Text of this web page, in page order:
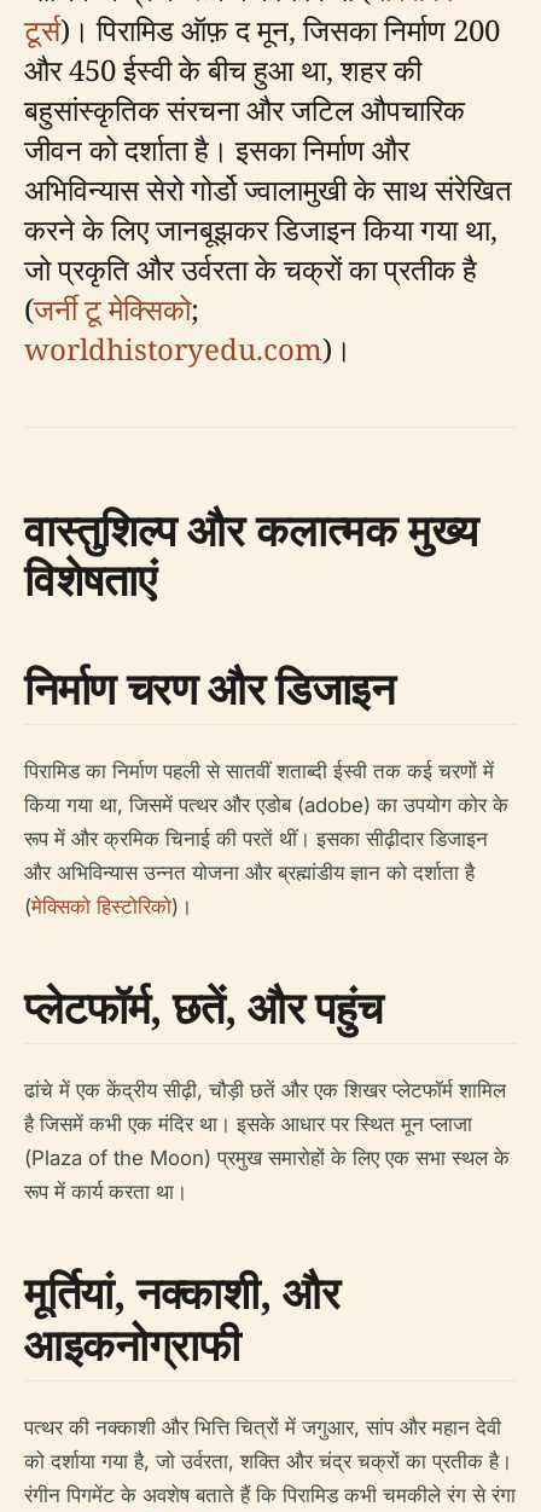
टूर्स)। पिरामिड ऑफ़ द मून, जिसका निर्माण 200
और 450 ईस्वी के बीच हुआ था, शहर की
बहुसांस्कृतिक संरचना और जटिल औपचारिक
जीवन को दर्शाता है। इसका निर्माण और
अभिविन्यास सेरो गोर्डो ज्वालामुखी के साथ संरेखित
करने के लिए जानबूझकर डिजाइन किया गया था,
जो प्रकृति और उर्वरता के चक्रों का प्रतीक है
(जर्नी टू मेक्सिको;
worldhistoryedu.com)।
वास्तुशिल्प और कलात्मक मुख्य
विशेषताएं
निर्माण चरण और डिजाइन
पिरामिड का निर्माण पहली से सातवीं शताब्दी ईस्वी तक कई चरणों में
किया गया था, जिसमें पत्थर और एडोब (adobe) का उपयोग कोर के
रूप में और क्रमिक चिनाई की परतें थीं। इसका सीढ़ीदार डिजाइन
और अभिविन्यास उन्नत योजना और ब्रह्मांडीय ज्ञान को दर्शाता है
(मेक्सिको हिस्टोरिको)।
प्लेटफॉर्म, छतें, और पहुंच
ढांचे में एक केंद्रीय सीढ़ी, चौड़ी छतें और एक शिखर प्लेटफॉर्म शामिल
है जिसमें कभी एक मंदिर था। इसके आधार पर स्थित मून प्लाजा
(Plaza of the Moon) प्रमुख समारोहों के लिए एक सभा स्थल के
रूप में कार्य करता था।
मूर्तियां, नक्काशी, और
आइकनोग्राफी
पत्थर की नक्काशी और भित्ति चित्रों में जगुआर, सांप और महान देवी
को दर्शाया गया है, जो उर्वरता, शक्ति और चंद्र चक्रों का प्रतीक है।
रंगीन पिगमेंट के अवशेष बताते हैं कि पिरामिड कभी चमकीले रंग से रंगा